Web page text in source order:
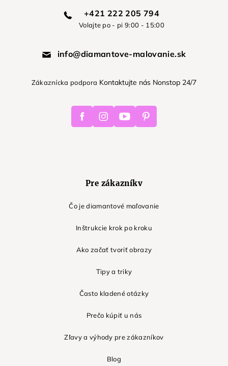
+421 222 205 794
Volajte po - pi 9:00 - 15:00
info@diamantove-malovanie.sk
Zákaznícka podpora Kontaktujte nás Nonstop 24/7
FacebookInstagramYoutube Pinterest
Pre zákazníkv
Čo je diamantové maľovanie
Inštrukcie krok po kroku
Ako začať tvoriť obrazy
Tipy a triky
Často kladené otázky
Prečo kúpiť u nás
Zľavy a výhody pre zákazníkov
Blog